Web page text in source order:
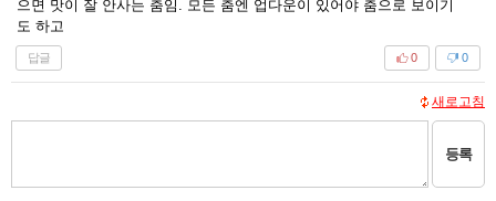
으면 맛이 잘 안사는 춤임. 모든 춤엔 업다운이 있어야 춤으로 보이기
도 하고
답글 0
0
새로고침
등록